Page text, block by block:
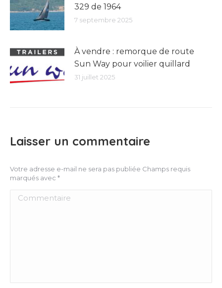
329 de 1964
7 septembre 2025
À vendre : remorque de route
Sun Way pour voilier quillard
31 juillet 2025
Laisser un commentaire
Votre adresse e-mail ne sera pas publiée Champs requis
marqués avec *
Commentaire